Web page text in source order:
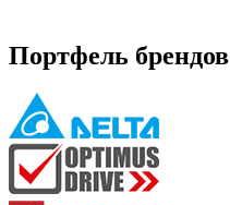
Портфель брендов